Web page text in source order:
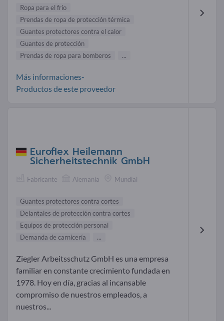
Ropa para el frío
Prendas de ropa de protección térmica
Guantes protectores contra el calor
Guantes de protección
Prendas de ropa para bomberos
...
Más informaciones-
Productos de este proveedor
Euroflex Heilemann
Sicherheitstechnik GmbH
Fabricante Alemania Mundial
Guantes protectores contra cortes
Delantales de protección contra cortes
Equipos de protección personal
Demanda de carnicería
...
Ziegler Arbeitsschutz GmbH es una empresa
familiar en constante crecimiento fundada en
1978. Hoy en día, gracias al incansable
compromiso de nuestros empleados, a
nuestros...